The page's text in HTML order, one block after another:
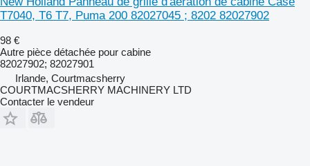
T7040, T6 T7, Puma 200 82027045 ; 8202 82027902
98 €
Autre pièce détachée pour cabine
82027902; 82027901
Irlande, Courtmacsherry
COURTMACSHERRY MACHINERY LTD
Contacter le vendeur